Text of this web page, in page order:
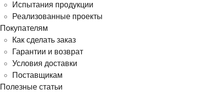
Испытания продукции
Реализованные проекты
Покупателям
Как сделать заказ
Гарантии и возврат
Условия доставки
Поставщикам
Полезные статьи